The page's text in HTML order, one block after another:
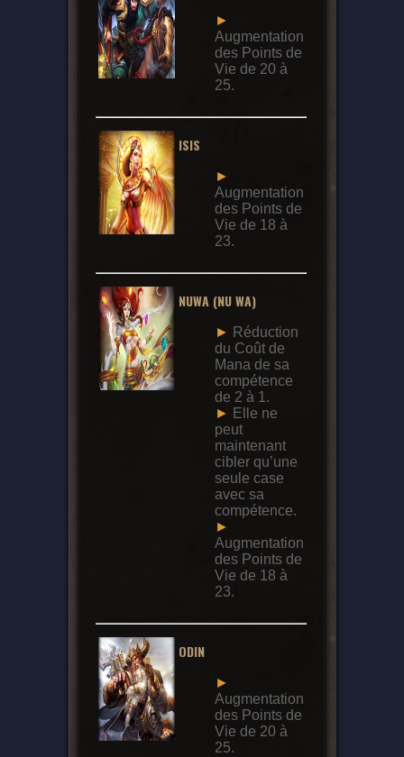
►
Augmentation
des Points de
Vie de 20 à
25.
ISIS
►
Augmentation
des Points de
Vie de 18 à
23.
NUWA (NU WA)
► Réduction
du Coût de
Mana de sa
compétence
de 2 à 1.
► Elle ne
peut
maintenant
cibler qu’une
seule case
avec sa
compétence.
►
Augmentation
des Points de
Vie de 18 à
23.
ODIN
►
Augmentation
des Points de
Vie de 20 à
25.